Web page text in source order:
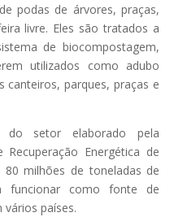
o Seu
UP PARA FECHAR
podas de árvores, praças,
livre. Eles são tratados a
de biocompostagem,
utilizados como adubo
canteiros, parques, praças e
do setor elaborado pela
Recuperação Energética de
80 milhões de toneladas de
funcionar como fonte de
países.